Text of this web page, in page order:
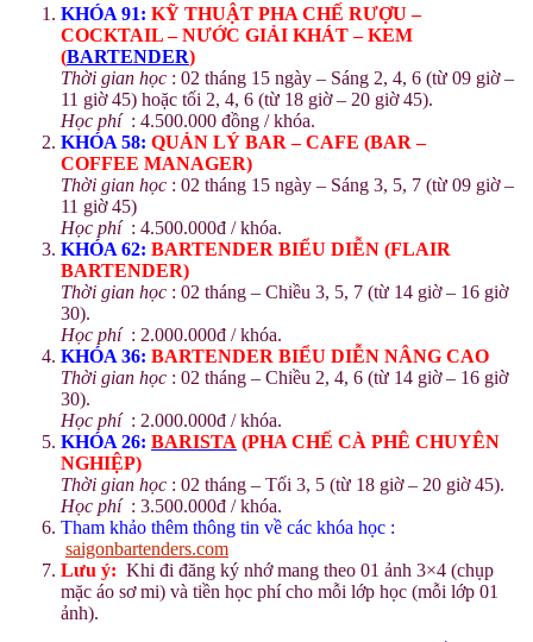
KHÓA 91: KỸ THUẬT PHA CHẾ RƯỢU –
COCKTAIL – NƯỚC GIẢI KHÁT – KEM
(BARTENDER)
Thời gian học : 02 tháng 15 ngày – Sáng 2, 4, 6 (từ 09 giờ –
11 giờ 45) hoặc tối 2, 4, 6 (từ 18 giờ – 20 giờ 45).
Học phí : 4.500.000 đồng / khóa.
KHÓA 58: QUẢN LÝ BAR – CAFE (BAR –
COFFEE MANAGER)
Thời gian học : 02 tháng 15 ngày – Sáng 3, 5, 7 (từ 09 giờ –
11 giờ 45)
Học phí : 4.500.000đ / khóa.
KHÓA 62: BARTENDER BIỂU DIỄN (FLAIR
BARTENDER)
Thời gian học : 02 tháng – Chiều 3, 5, 7 (từ 14 giờ – 16 giờ
30).
Học phí : 2.000.000đ / khóa.
KHÓA 36: BARTENDER BIỂU DIỄN NÂNG CAO
Thời gian học : 02 tháng – Chiều 2, 4, 6 (từ 14 giờ – 16 giờ
30).
Học phí : 2.000.000đ / khóa.
KHÓA 26: BARISTA (PHA CHẾ CÀ PHÊ CHUYÊN
NGHIỆP)
Thời gian học : 02 tháng – Tối 3, 5 (từ 18 giờ – 20 giờ 45).
Học phí : 3.500.000đ / khóa.
Tham khảo thêm thông tin về các khóa học :
saigonbartenders.com
Lưu ý: Khi đi đăng ký nhớ mang theo 01 ảnh 3×4 (chụp
mặc áo sơ mi) và tiền học phí cho mỗi lớp học (mỗi lớp 01
ảnh).